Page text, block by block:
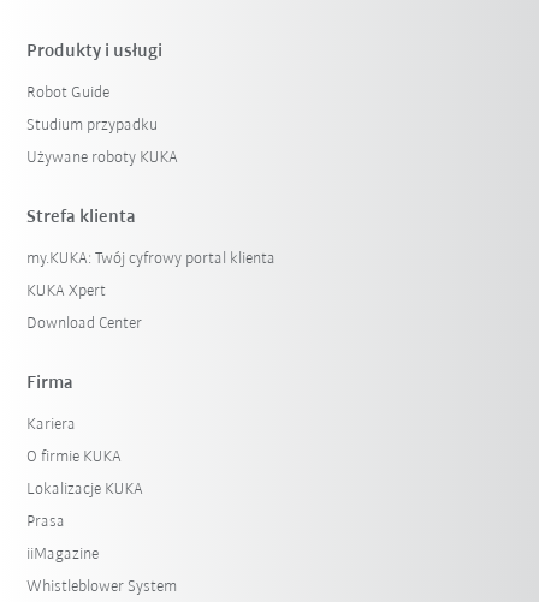
Produkty i usługi
Robot Guide
Studium przypadku
Używane roboty KUKA
Strefa klienta
my.KUKA: Twój cyfrowy portal klienta
KUKA Xpert
Download Center
Firma
Kariera
O firmie KUKA
Lokalizacje KUKA
Prasa
iiMagazine
Whistleblower System